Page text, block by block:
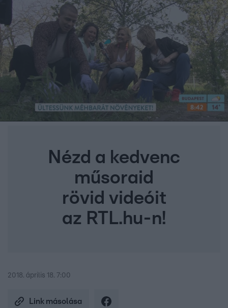
Nézd a kedvenc
műsoraid
rövid videóit
az RTL.hu-n!
2018. április 18. 7:00
Link másolása